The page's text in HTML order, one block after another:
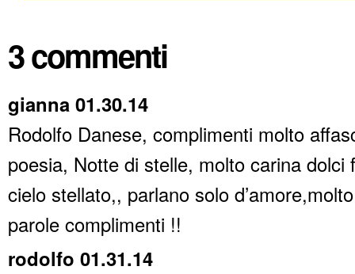
3 commenti
gianna 01.30.14
Rodolfo Danese, complimenti molto
poesia, Notte di stelle, molto carina dolci
cielo stellato,, parlano solo
parole complimenti !!
rodolfo 01.31.14